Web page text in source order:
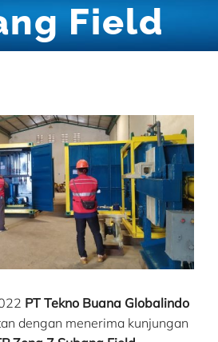
Field
PT Tekno Buana Globalindo
dengan menerima kunjungan